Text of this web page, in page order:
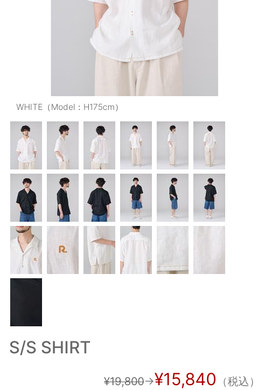
SHIRT : シャツ
OUTERS : アウター
PANTS/SKIRT : パンツ・スカート
TOPS : トップス
OUTERS : アウター
OUTLET : アウトレット
MENS : メンズ
LADIES : レディース
新規会員登録
お買い物カゴ
WHITE（Model：H175cm）
S/S SHIRT
¥19,800→¥15,840 （税込）